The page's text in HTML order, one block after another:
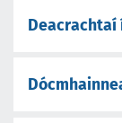
Deacrachtaí